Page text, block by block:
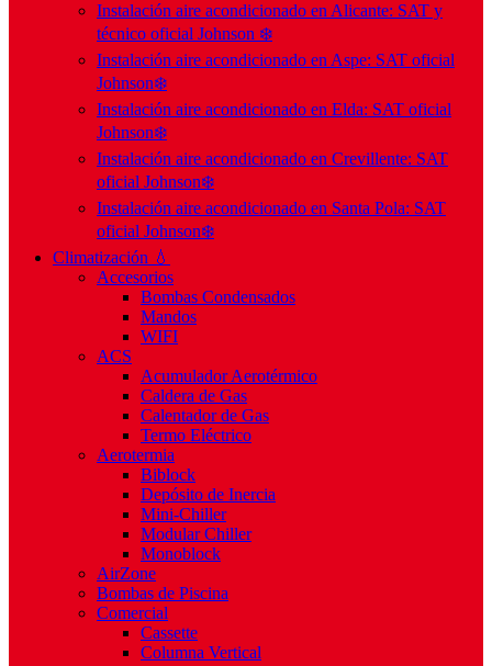
Instalación aire acondicionado en Alicante: SAT y
técnico oficial Johnson ❄️
Instalación aire acondicionado en Aspe: SAT oficial
Johnson❄️
Instalación aire acondicionado en Elda: SAT oficial
Johnson❄️
Instalación aire acondicionado en Crevillente: SAT
oficial Johnson❄️
Instalación aire acondicionado en Santa Pola: SAT
oficial Johnson❄️
Climatización 💧
Accesorios
Bombas Condensados
Mandos
WIFI
ACS
Acumulador Aerotérmico
Caldera de Gas
Calentador de Gas
Termo Eléctrico
Aerotermia
Biblock
Depósito de Inercia
Mini-Chiller
Modular Chiller
Monoblock
AirZone
Bombas de Piscina
Comercial
Cassette
Columna Vertical